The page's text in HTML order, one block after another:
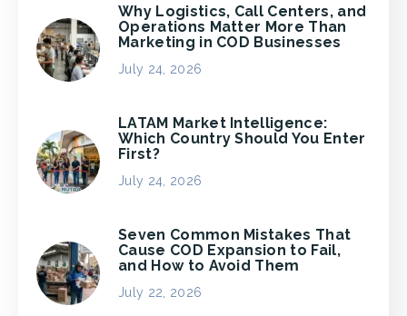
Why Logistics, Call Centers, and
Operations Matter More Than
Marketing in COD Businesses
July 24, 2026
LATAM Market Intelligence:
Which Country Should You Enter
First?
July 24, 2026
Seven Common Mistakes That
Cause COD Expansion to Fail,
and How to Avoid Them
July 22, 2026